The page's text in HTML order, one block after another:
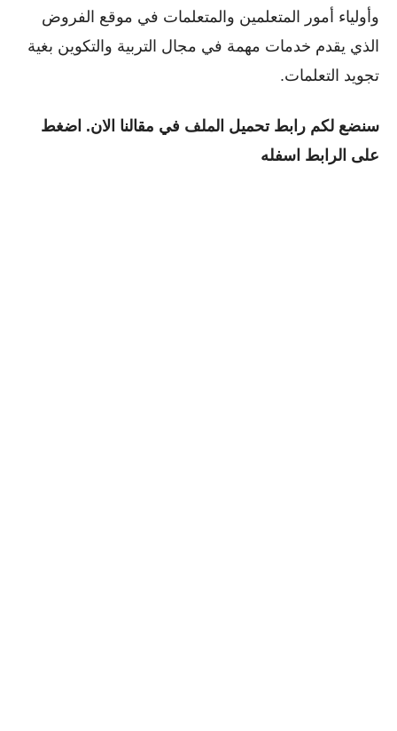
وأولياء أمور المتعلمين والمتعلمات في موقع الفروض
الذي يقدم خدمات مهمة في مجال التربية والتكوين بغية
تجويد التعلمات.
سنضع لكم رابط تحميل الملف في مقالنا الان. اضغط
على الرابط اسفله